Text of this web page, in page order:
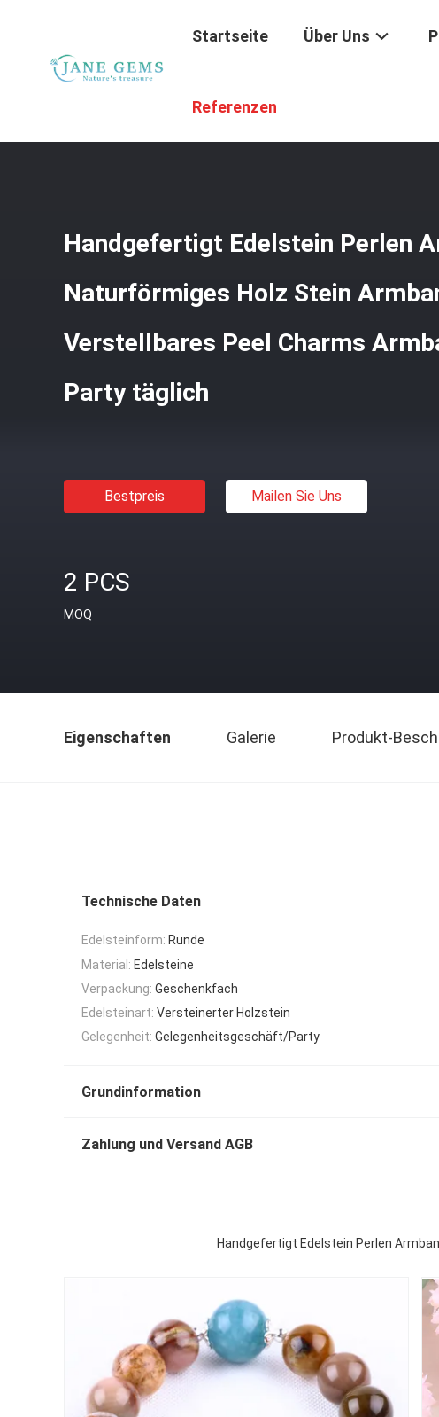
Startseite Über Uns
Referenzen
Handgefertigt Edelstein Perlen
Naturförmiges Holz Stein
Verstellbares Peel Charms
Party täglich
Bestpreis Mailen Sie Uns
2 PCS
MOQ
Eigenschaften Galerie Produkt-
Technische Daten
Edelsteinform: Runde
Material: Edelsteine
Verpackung: Geschenkfach
Edelsteinart: Versteinerter Holzstein
Gelegenheit: Gelegenheitsgeschäft/Party
Grundinformation
Zahlung und Versand AGB
Handgefertigt Edelstein Perlen